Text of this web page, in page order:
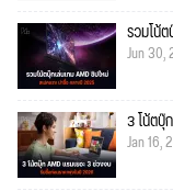
รวมโน้
Jun 30,
3 โน้ตบุ๊
Jan 16,